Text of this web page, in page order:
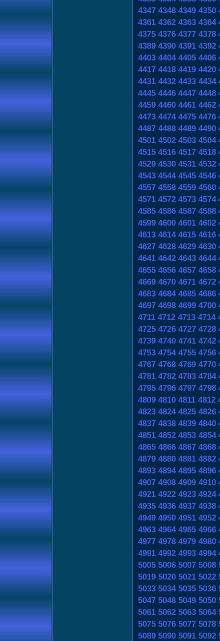
4347 4348 4349 4350
4361 4362 4363 4364
4375 4376 4377 4378
4389 4390 4391 4392
4403 4404 4405 4406
4417 4418 4419 4420
4431 4432 4433 4434
4445 4446 4447 4448
4459 4460 4461 4462
4473 4474 4475 4476
4487 4488 4489 4490
4501 4502 4503 4504
4515 4516 4517 4518
4529 4530 4531 4532
4543 4544 4545 4546
4557 4558 4559 4560
4571 4572 4573 4574
4585 4586 4587 4588
4599 4600 4601 4602
4613 4614 4615 4616
4627 4628 4629 4630
4641 4642 4643 4644
4655 4656 4657 4658
4669 4670 4671 4672
4683 4684 4685 4686
4697 4698 4699 4700
4711 4712 4713 4714
4725 4726 4727 4728
4739 4740 4741 4742
4753 4754 4755 4756
4767 4768 4769 4770
4781 4782 4783 4784
4795 4796 4797 4798
4809 4810 4811 4812
4823 4824 4825 4826
4837 4838 4839 4840
4851 4852 4853 4854
4865 4866 4867 4868
4879 4880 4881 4882
4893 4894 4895 4896
4907 4908 4909 4910
4921 4922 4923 4924
4935 4936 4937 4938
4949 4950 4951 4952
4963 4964 4965 4966
4977 4978 4979 4980
4991 4992 4993 4994
5005 5006 5007 5008
5019 5020 5021 5022
5033 5034 5035 5036
5047 5048 5049 5050
5061 5062 5063 5064
5075 5076 5077 5078
5089 5090 5091 5092